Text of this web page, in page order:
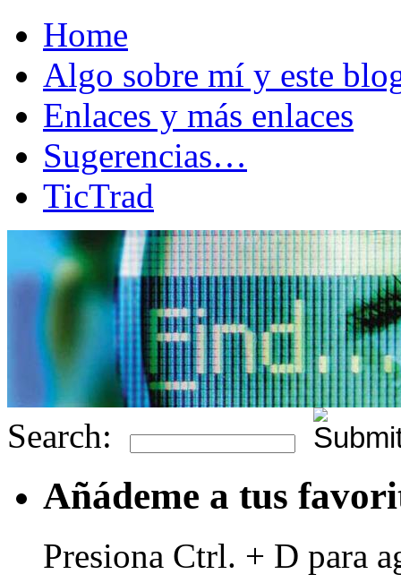
Home
Algo sobre mí y este
Enlaces y más enlaces
Sugerencias…
TicTrad
Search:
Añádeme a tus
Presiona Ctrl. + D para